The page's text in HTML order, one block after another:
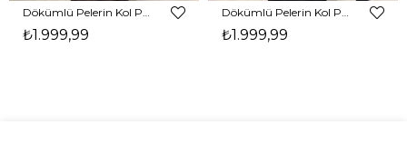
₺1.999,99 ₺1.999,99